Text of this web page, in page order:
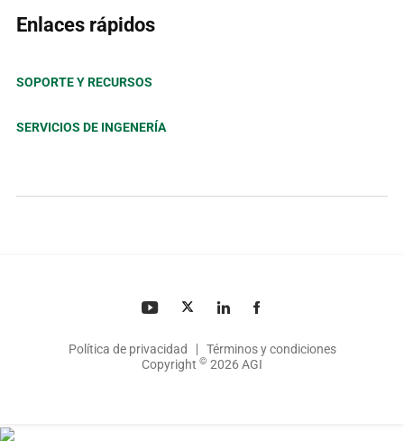
Enlaces rápidos
SOPORTE Y RECURSOS
SERVICIOS DE INGENERÍA
Política de privacidad
Términos y condiciones
Copyright © 2026 AGI